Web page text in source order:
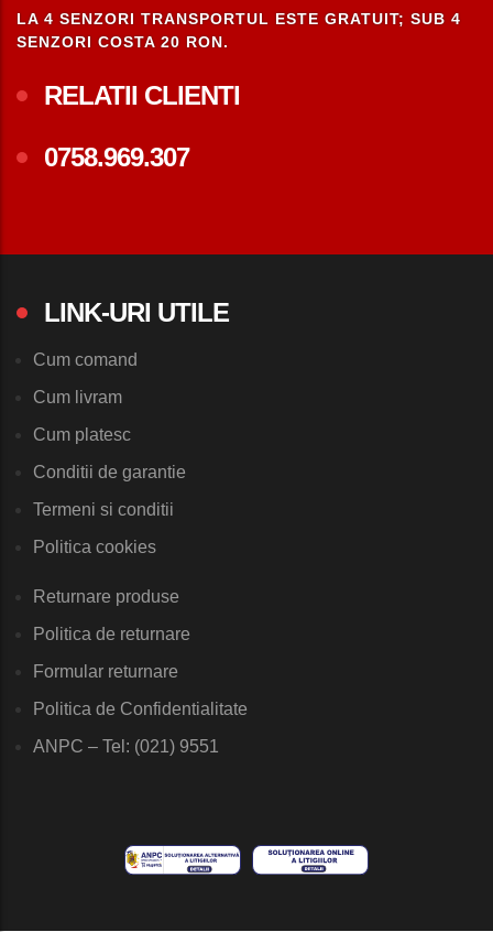
LA 4 SENZORI TRANSPORTUL ESTE GRATUIT; SUB 4
SENZORI COSTA 20 RON.
RELATII CLIENTI
0758.969.307
LINK-URI UTILE
Cum comand
Cum livram
Cum platesc
Conditii de garantie
Termeni si conditii
Politica cookies
Returnare produse
Politica de returnare
Formular returnare
Politica de Confidentialitate
ANPC – Tel: (021) 9551